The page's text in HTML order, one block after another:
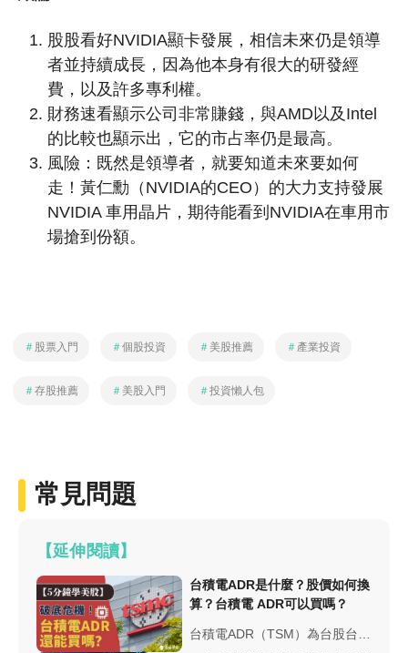
股股看好NVIDIA顯卡發展，相信未來仍是領導
者並持續成長，因為他本身有很大的研發經
費，以及許多專利權。
財務速看顯示公司非常賺錢，與AMD以及Intel
的比較也顯示出，它的市占率仍是最高。
風險：既然是領導者，就要知道未來要如何
走！黃仁勳（NVIDIA的CEO）的大力支持發展
NVIDIA 車用晶片，期待能看到NVIDIA在車用市
場搶到份額。
＃ 股票入門 ＃個股投資 ＃ 美股推薦 ＃ 產業投資
＃存股推薦 ＃ 美股入門 ＃投資懶人包
常見問題
【延伸閱讀】
台積電ADR是什麼？股價如何換
算？台積電 ADR可以買嗎？
台積電ADR（TSM）為台股台積